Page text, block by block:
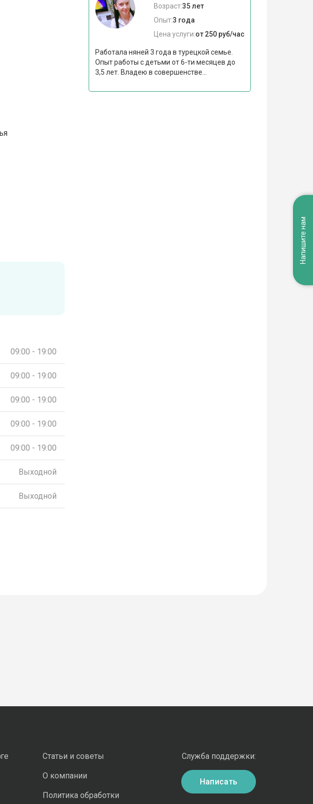
09:00 - 19:00
09:00 - 19:00
09:00 - 19:00
09:00 - 19:00
09:00 - 19:00
Выходной
Выходной
Возраст:35 лет
Опыт:3 года
Цена услуги:от 250 руб/час
Работала няней 3 года в турецкой семье.
Опыт работы с детьми от 6-ти месяцев до
3,5 лет. Владею в совершенстве...
Статьи и советы
О компании
Политика обработки
Служба поддержки:
Написать
Напишите нам